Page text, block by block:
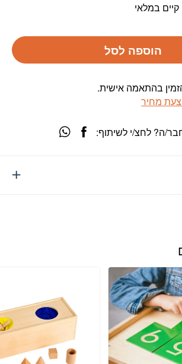
קיים במלאי
הוספה לסל
בהתאמה אישית.
מחיר
ה? לחצ/י לשיתוף: